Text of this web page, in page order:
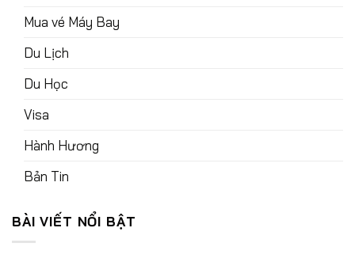
Mua vé Máy Bay
Du Lịch
Du Học
Visa
Hành Hương
Bản Tin
BÀI VIẾT NỔI BẬT